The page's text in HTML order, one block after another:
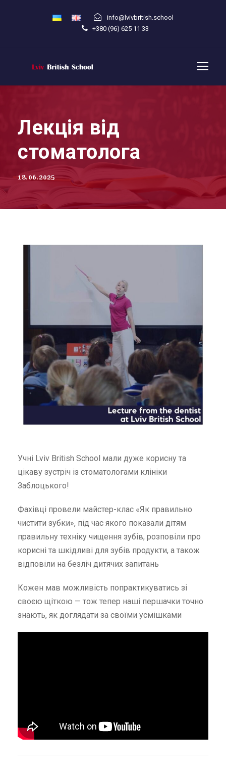
info@lvivbritish.school
+380 (96) 625 11 33
Лекція від
стоматолога
18.06.2025
Учні Lviv British School мали дуже корисну та
цікаву зустріч із стоматологами клініки
Заблоцького!
Фахівці провели майстер-клас «Як правильно
чистити зубки», під час якого показали дітям
правильну техніку чищення зубів, розповіли про
корисні та шкідливі для зубів продукти, а також
відповіли на безліч дитячих запитань
Кожен мав можливість попрактикуватись зі
своєю щіткою — тож тепер наші першачки точно
знають, як доглядати за своїми усмішками